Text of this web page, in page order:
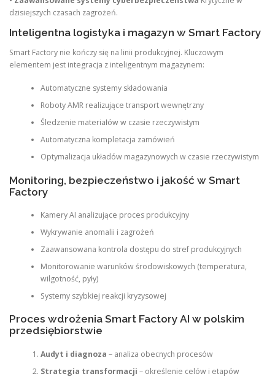
dzisiejszych czasach zagrożeń.
Inteligentna logistyka i magazyn w Smart Factory
Smart Factory nie kończy się na linii produkcyjnej. Kluczowym
elementem jest integracja z inteligentnym magazynem:
Automatyczne systemy składowania
Roboty AMR realizujące transport wewnętrzny
Śledzenie materiałów w czasie rzeczywistym
Automatyczna kompletacja zamówień
Optymalizacja układów magazynowych w czasie rzeczywistym
Monitoring, bezpieczeństwo i jakość w Smart
Factory
Kamery AI analizujące proces produkcyjny
Wykrywanie anomalii i zagrożeń
Zaawansowana kontrola dostępu do stref produkcyjnych
Monitorowanie warunków środowiskowych (temperatura,
wilgotność, pyły)
Systemy szybkiej reakcji kryzysowej
Proces wdrożenia Smart Factory AI w polskim
przedsiębiorstwie
Audyt i diagnoza – analiza obecnych procesów
Strategia transformacji – określenie celów i etapów